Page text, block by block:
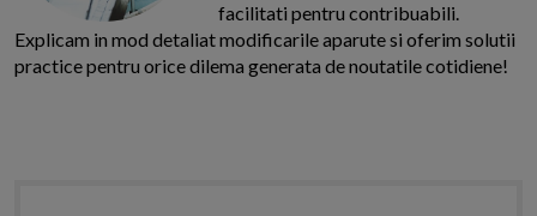
facilitati pentru contribuabili.
Explicam in mod detaliat modificarile aparute si oferim solutii
practice pentru orice dilema generata de noutatile cotidiene!